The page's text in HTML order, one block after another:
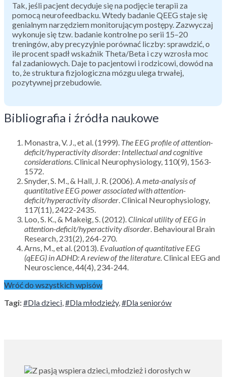
Tak, jeśli pacjent decyduje się na podjęcie terapii za
pomocą neurofeedbacku. Wtedy badanie QEEG staje się
genialnym narzędziem monitorującym postępy. Zazwyczaj
wykonuje się tzw. badanie kontrolne po serii 15–20
treningów, aby precyzyjnie porównać liczby: sprawdzić, o
ile procent spadł wskaźnik Theta/Beta i czy wzrosła moc
fal zadaniowych. Daje to pacjentowi i rodzicowi, dowód na
to, że struktura fizjologiczna mózgu ulega trwałej,
pozytywnej przebudowie.
Bibliografia i źródła naukowe
Monastra, V. J., et al. (1999). The EEG profile of attention-
deficit/hyperactivity disorder: Intellectual and cognitive
considerations. Clinical Neurophysiology, 110(9), 1563-
1572.
Snyder, S. M., & Hall, J. R. (2006).A meta-analysis of
quantitative EEG power associated with attention-
deficit/hyperactivity disorder. Clinical Neurophysiology,
117(11), 2422-2435.
Loo, S. K., & Makeig, S. (2012).Clinical utility of EEG in
attention-deficit/hyperactivity disorder. Behavioural Brain
Research, 231(2), 264-270.
Arns, M., et al. (2013). Evaluation of quantitative EEG
(qEEG) in ADHD: A review of the literature. Clinical EEG and
Neuroscience, 44(4), 234-244.
Wróć do wszystkich wpisów
Tagi:#Dla dzieci,#Dla młodzieży,#Dla seniorów